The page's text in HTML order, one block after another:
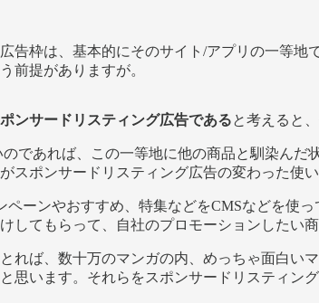
告枠は、基本的にそのサイト/アプリの一等地で
前提がありますが。
ンサードリスティング広告であると考えると
であれば、この一等地に他の商品と馴染ん
スポンサードリスティング広告の変わった使い
ペーンやおすすめ、特集などをCMSなどを使
してもらって、自社のプロモーションしたい
れば、数十万のマンガの内、めっちゃ面白
思います。それらをスポンサードリスティ